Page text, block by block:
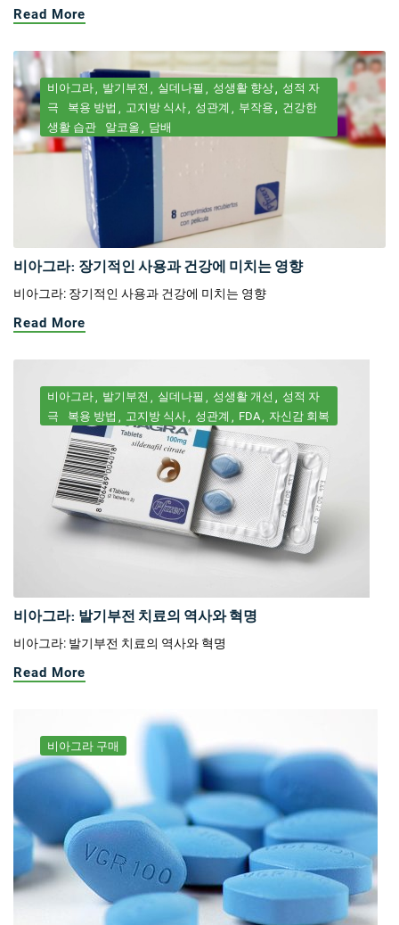
Read More
비아그라 발기부전 실데나필 성생활 향상
성적 자
극
복용 방법 고지방 식사 성관계 부작용
건강한
생활 습관
알코올 담배
비아그라: 장기적인 사용과 건강에 미치는 영향
비아그라: 장기적인 사용과 건강에 미치는 영향
Read More
비아그라 발기부전 실데나필 성생활 개선
성적 자
극
복용 방법 고지방 식사 성관계 FDA 자신감 회복
비아그라: 발기부전 치료의 역사와 혁명
비아그라: 발기부전 치료의 역사와 혁명
Read More
비아그라 구매